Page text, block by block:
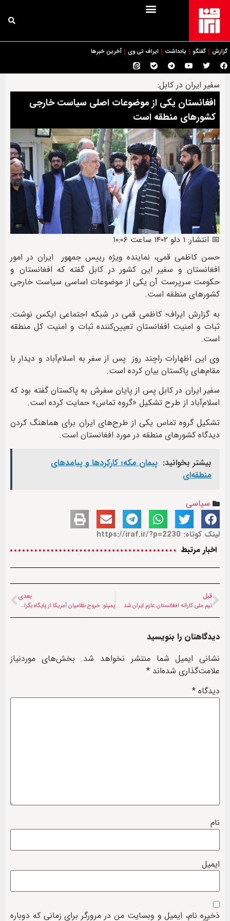
گزارش گفتگو یادداشت ایراف تی وی آخرین خبرها
سفیر ایران در کابل:
افغانستان یکی از موضوعات اصلی سیاست خارجی
کشورهای منطقه است
📅 انتشار: ۱ دلو ۱۴۰۲ ساعت ۱۰:۰۶
حسن کاظمی قمی، نماینده ویژه رییس جمهور ایران در امور
افغانستان و سفیر این کشور در کابل گفته که افغانستان و
حکومت سرپرست آن یکی از موضوعات اساسی سیاست خارجی
کشورهای منطقه است.
به گزارش ایراف؛ کاظمی قمی در شبکه اجتماعی ایکس نوشت:
ثبات و امنیت افغانستان تعیین‌کننده ثبات و امنیت کل منطقه
است.
وی این اظهارات راچند روز پس از سفر به اسلام‌آباد و دیدار با
مقام‌های پاکستان بیان کرده است.
سفیر ایران در کابل پس از پایان سفرش به پاکستان گفته بود که
اسلام‌آباد از طرح تشکیل «گروه تماس» حمایت کرده است.
تشکیل گروه تماس یکی از طرح‌های ایران برای هماهنگ کردن
دیدگاه کشورهای منطقه در مورد افغانستان است.
بیشتر بخوانید: پیمان مکه؛ کارکردها و پیامدهای
منطقه‌ای
سیاسی
لینک کوتاه: https://iraf.ir/?p=2230
اخبار مرتبط
قبل
تیم ملی کاراته افغانستان عازم ایران شد
بعدی
پمپئو: خروج نظامیان آمریکا از پایگاه بگرام فاجعه بود
دیدگاهتان را بنویسید
نشانی ایمیل شما منتشر نخواهد شد. بخش‌های موردنیاز
علامت‌گذاری شده‌اند *
دیدگاه *
نام
ایمیل
ذخیره نام، ایمیل و وبسایت من در مرورگر برای زمانی که دوباره